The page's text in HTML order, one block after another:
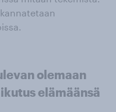
olemaan
elämäänsä